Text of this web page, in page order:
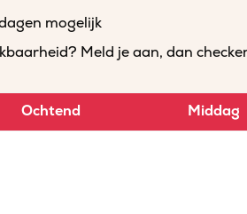
mogelijk
Meld je aan, dan
Ochtend Middag